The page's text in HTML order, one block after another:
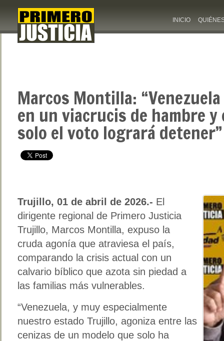
INICIO
Marcos Montilla:
en un viacrucis de hambre
solo el voto logrará detener”
Trujillo, 01 de abril de 2026.- El
dirigente regional de Primero Justicia
Trujillo, Marcos Montilla, expuso la
cruda agonía que atraviesa el país,
comparando la crisis actual con un
calvario bíblico que azota sin piedad a
las familias más vulnerables.
“Venezuela, y muy especialmente
nuestro estado Trujillo, agoniza entre las
cenizas de un modelo que solo ha